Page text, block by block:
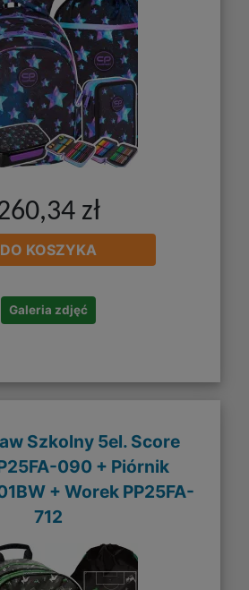
zł
DO KOSZYKA
Galeria zdjęć
Szkolny 5el. Score
090 + Piórnik
+ Worek PP25FA-
712